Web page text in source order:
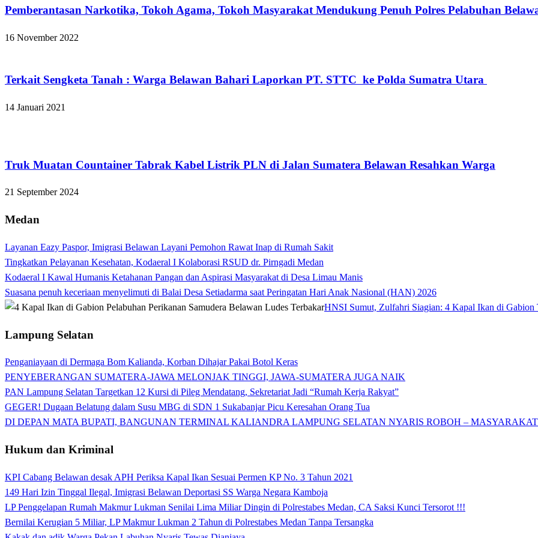
Pemberantasan Narkotika, Tokoh Agama, Tokoh Masyarakat Mendukung Penuh Polres Pelabuhan
16 November 2022
Terkait Sengketa Tanah : Warga Belawan Bahari Laporkan PT. STTC ke Polda Sumatra Utara
14 Januari 2021
Truk Muatan Countainer Tabrak Kabel Listrik PLN di Jalan Sumatera Belawan Resahkan Warga
21 September 2024
Medan
Layanan Eazy Paspor, Imigrasi Belawan Layani Pemohon Rawat Inap di Rumah Sakit
Tingkatkan Pelayanan Kesehatan, Kodaeral I Kolaborasi RSUD dr. Pirngadi Medan‎
Kodaeral I Kawal Humanis Ketahanan Pangan dan Aspirasi Masyarakat di Desa Limau Manis
Suasana penuh keceriaan menyelimuti di Balai Desa Setiadarma saat Peringatan Hari Anak Nasional (HAN) 2026
HNSI Sumut, Zulfahri Siagian: 4 Kapal Ikan di
Lampung Selatan
Penganiayaan di Dermaga Bom Kalianda, Korban Dihajar Pakai Botol Keras
PENYEBERANGAN SUMATERA-JAWA MELONJAK TINGGI, JAWA-SUMATERA JUGA NAIK
PAN Lampung Selatan Targetkan 12 Kursi di Pileg Mendatang, Sekretariat Jadi “Rumah Kerja Rakyat”
GEGER! Dugaan Belatung dalam Susu MBG di SDN 1 Sukabanjar Picu Keresahan Orang Tua
DI DEPAN MATA BUPATI, BANGUNAN TERMINAL KALIANDRA LAMPUNG SELATAN NYARIS ROBOH –
Hukum dan Kriminal
KPI Cabang Belawan desak APH Periksa Kapal Ikan Sesuai Permen KP No. 3 Tahun 2021
149 Hari Izin Tinggal Ilegal, Imigrasi Belawan Deportasi SS Warga Negara Kamboja
LP Penggelapan Rumah Makmur Lukman Senilai Lima Miliar Dingin di Polrestabes Medan, CA Saksi Kunci Tersorot !!!
Bernilai Kerugian 5 Miliar, LP Makmur Lukman 2 Tahun di Polrestabes Medan Tanpa Tersangka